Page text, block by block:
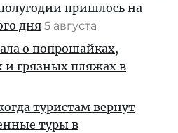
пришлось на
дня 5 августа
о попрошайках,
и грязных пляжах в
туристам вернут
туры в